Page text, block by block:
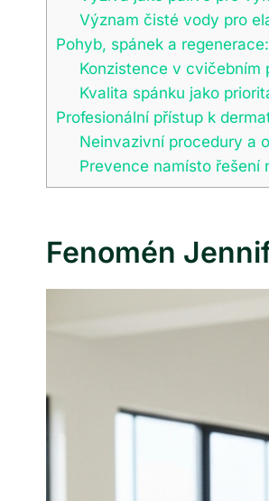
Význam čisté vody pro
Pohyb, spánek a
Konzistence v cvičebním
Kvalita spánku jako
Profesionální přístup k
Neinvazivní procedury a
Prevence namísto řešení
Fenomén